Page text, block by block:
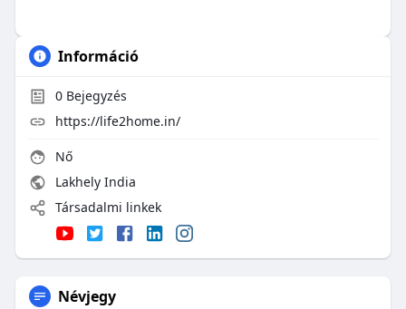
Információ
0Bejegyzés
https://life2home.in/
Nő
Lakhely India
Társadalmi linkek
Névjegy